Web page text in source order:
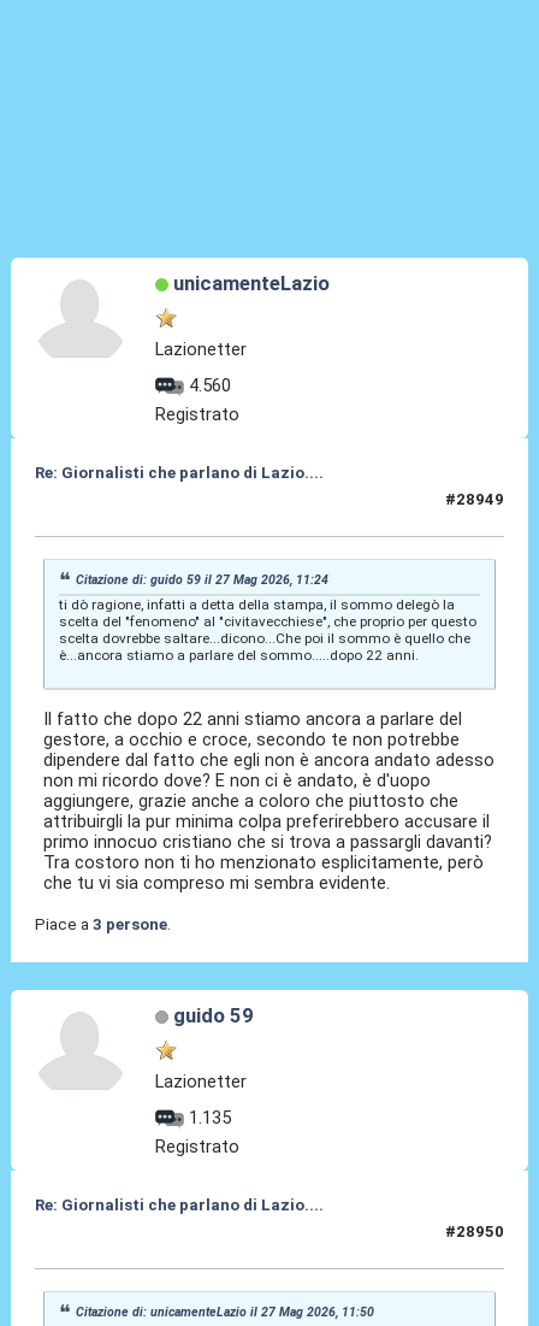
unicamenteLazio
Lazionetter
4.560
Registrato
Re: Giornalisti che parlano di Lazio....
#28949
Citazione di: guido 59 il 27 Mag 2026, 11:24
ti dò ragione, infatti a detta della stampa, il sommo delegò la
scelta del "fenomeno" al "civitavecchiese", che proprio per questo
scelta dovrebbe saltare...dicono...Che poi il sommo è quello che
è...ancora stiamo a parlare del sommo.....dopo 22 anni.
Il fatto che dopo 22 anni stiamo ancora a parlare del
gestore, a occhio e croce, secondo te non potrebbe
dipendere dal fatto che egli non è ancora andato adesso
non mi ricordo dove? E non ci è andato, è d'uopo
aggiungere, grazie anche a coloro che piuttosto che
attribuirgli la pur minima colpa preferirebbero accusare il
primo innocuo cristiano che si trova a passargli davanti?
Tra costoro non ti ho menzionato esplicitamente, però
che tu vi sia compreso mi sembra evidente.
Piace a 3 persone.
guido 59
Lazionetter
1.135
Registrato
Re: Giornalisti che parlano di Lazio....
#28950
Citazione di: unicamenteLazio il 27 Mag 2026, 11:50